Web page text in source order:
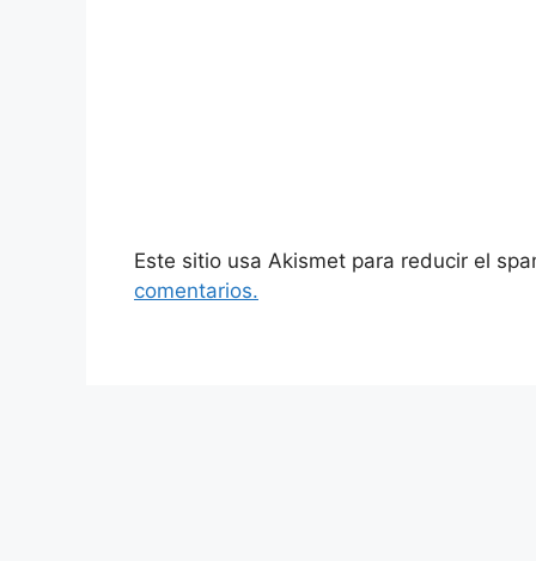
Este sitio usa Akismet para reducir el
comentarios.